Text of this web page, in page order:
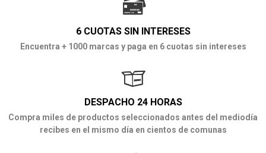
6 CUOTAS SIN INTERESES
Encuentra + 1000 marcas y paga en 6 cuotas sin intereses
DESPACHO 24 HORAS
Compra miles de productos seleccionados antes del mediodía
recibes en el mismo día en cientos de comunas